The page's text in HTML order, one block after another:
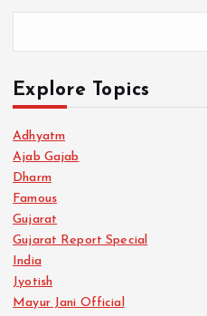
Explore Topics
Adhyatm
Ajab Gajab
Dharm
Famous
Gujarat
Gujarat Report Special
India
Jyotish
Mayur Jani Official